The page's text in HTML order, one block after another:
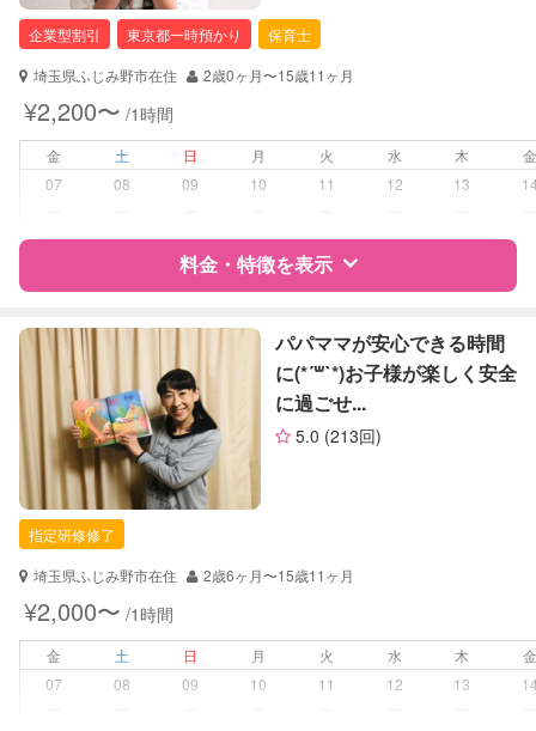
保育士
対応可能/特徴 子育て経験
病児対応
障がい児対応 対応可否は個別に相談
レッスン なし
定期予約 可能
お子様の撮影
（定期特典）
対応不可
企業型割引 東京都一時預かり
保育士
埼玉県ふじみ野市在住
2歳0ヶ月〜15歳11ヶ月
¥2,200〜 /1時間
金 土 日 月 火 水 木
07
08 09 10 11 12 13
料金・特徴を表示
特徴 料金 レビュー
サポートの特徴
資格
企業型割引対象(旧内閣府補助対象)
保育士
対応可能/特徴
送迎サポート
病児対応 病児、病後児、ともに可能
パパママが安心できる時間
に(*´꒳`*)お子様が楽しく安全
に過ごせ...
5.0 (213回)
指定研修修了
埼玉県ふじみ野市在住
2歳6ヶ月〜15歳11ヶ月
¥2,000〜 /1時間
金 土 日 月 火 水 木
07
08 09 10 11 12 13